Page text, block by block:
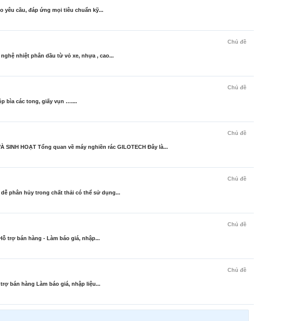
yêu cầu, đáp ứng mọi tiêu chuẩn kỹ...
Chủ đề
nhiệt phân dầu từ vỏ xe, nhựa , cao...
Chủ đề
bìa các tong, giấy vụn …....
Chủ đề
SINH HOẠT Tổng quan về máy nghiền rác GILOTECH Đây là...
Chủ đề
phân hủy trong chất thải có thể sử dụng...
Chủ đề
trợ bán hàng - Làm báo giá, nhập...
Chủ đề
bán hàng Làm báo giá, nhập liệu...